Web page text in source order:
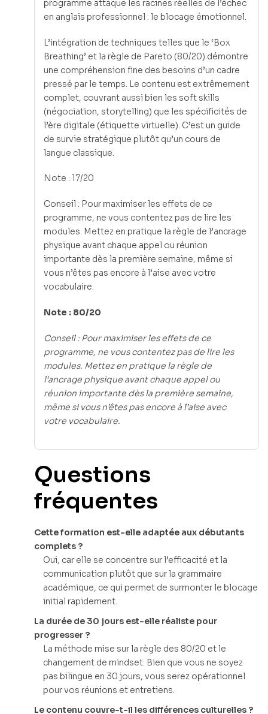
programme attaque les racines réelles de l’échec
en anglais professionnel : le blocage émotionnel.
L’intégration de techniques telles que le ‘Box
Breathing’ et la règle de Pareto (80/20) démontre
une compréhension fine des besoins d’un cadre
pressé par le temps. Le contenu est extrêmement
complet, couvrant aussi bien les soft skills
(négociation, storytelling) que les spécificités de
l’ère digitale (étiquette virtuelle). C’est un guide
de survie stratégique plutôt qu’un cours de
langue classique.
Note : 17/20
Conseil : Pour maximiser les effets de ce
programme, ne vous contentez pas de lire les
modules. Mettez en pratique la règle de l’ancrage
physique avant chaque appel ou réunion
importante dès la première semaine, même si
vous n’êtes pas encore à l’aise avec votre
vocabulaire.
Note : 80/20
Conseil : Pour maximiser les effets de ce
programme, ne vous contentez pas de lire les
modules. Mettez en pratique la règle de
l’ancrage physique avant chaque appel ou
réunion importante dès la première semaine,
même si vous n’êtes pas encore à l’aise avec
votre vocabulaire.
Questions
fréquentes
Cette formation est-elle adaptée aux débutants
complets ?
Oui, car elle se concentre sur l’efficacité et la
communication plutôt que sur la grammaire
académique, ce qui permet de surmonter le blocage
initial rapidement.
La durée de 30 jours est-elle réaliste pour
progresser ?
La méthode mise sur la règle des 80/20 et le
changement de mindset. Bien que vous ne soyez
pas bilingue en 30 jours, vous serez opérationnel
pour vos réunions et entretiens.
Le contenu couvre-t-il les différences culturelles ?